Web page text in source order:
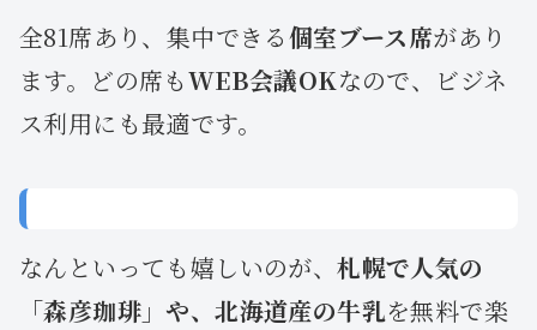
全81席あり、集中できる個室ブース席があり
ます。どの席もWEB会議OKなので、ビジネ
ス利用にも最適です。
なんといっても嬉しいのが、札幌で人気の
「森彦珈琲」や、北海道産の牛乳を無料で楽